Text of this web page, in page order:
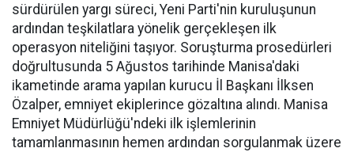
sürdürülen yargı süreci, Yeni Parti'nin kuruluşunun
ardından teşkilatlara yönelik gerçekleşen ilk
operasyon niteliğini taşıyor. Soruşturma prosedürleri
doğrultusunda 5 Ağustos tarihinde Manisa'daki
ikametinde arama yapılan kurucu İl Başkanı İlksen
Özalper, emniyet ekiplerince gözaltına alındı. Manisa
Emniyet Müdürlüğü'ndeki ilk işlemlerinin
tamamlanmasının hemen ardından sorgulanmak üzere